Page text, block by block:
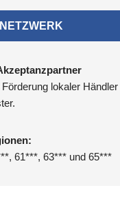
lokaler Händler
61***, 63*** und 65***